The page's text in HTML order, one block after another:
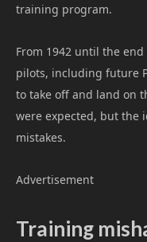
training program.
From 1942 until the
pilots, including future
to take off and land on
were expected, but the
mistakes.
Advertisement
Training